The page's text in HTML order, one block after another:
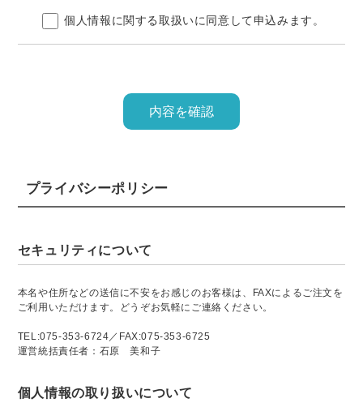
個人情報に関する取扱いに同意して申込みます。
プライバシーポリシー
セキュリティについて
本名や住所などの送信に不安をお感じのお客様は、FAXによるご注文を
ご利用いただけます。どうぞお気軽にご連絡ください。
TEL:075-353-6724／FAX:075-353-6725
運営統括責任者：石原 美和子
個人情報の取り扱いについて